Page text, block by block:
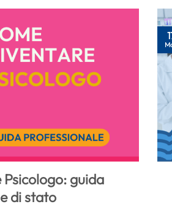
guida
di stato